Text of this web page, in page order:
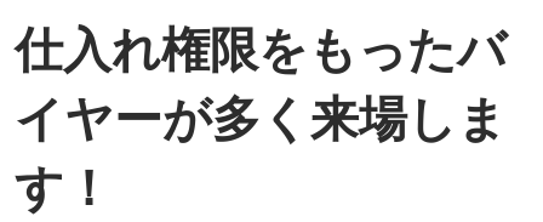
仕入れ権限をもったバ
イヤーが多く来場しま
す！